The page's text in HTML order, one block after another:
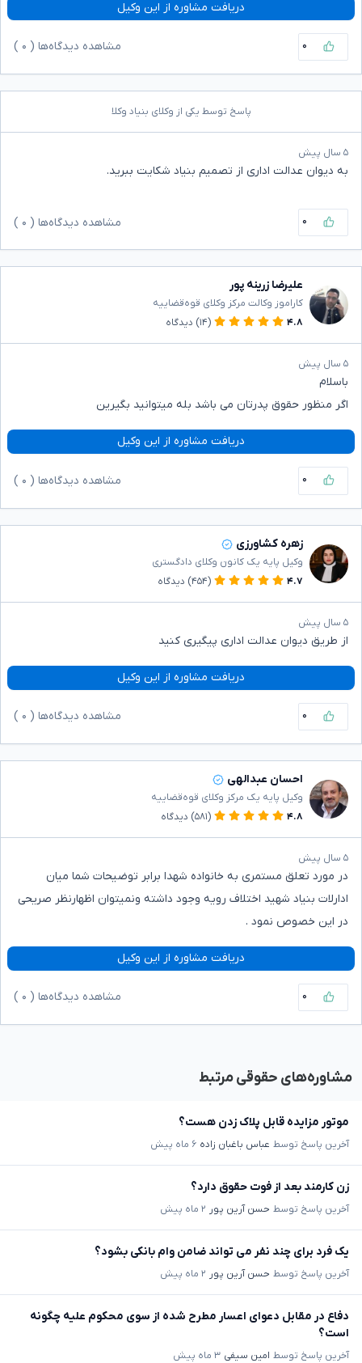
دریافت مشاوره از این وکیل
۰ مشاهده دیدگاه‌ها ( ۰
پاسخ توسط یکی از وکلای بنیاد وکلا
۵ سال پیش
به دیوان عدالت اداری از تصمیم بنیاد شکایت ببرید.
۰ مشاهده دیدگاه‌ها ( ۰
علیرضا زرینه پور
کاراموز وکالت مرکز وکلای قوه‌قضاییه
۴.۸
(۱۴) دیدگاه
۵ سال پیش
باسلام
اگر منظور حقوق پدرتان می باشد بله میتوانید بگیرین
دریافت مشاوره از این وکیل
۰ مشاهده دیدگاه‌ها ( ۰
زهره کشاورزی
وکیل پایه یک کانون وکلای دادگستری
۴.۷
(۴۵۴) دیدگاه
۵ سال پیش
از طریق دیوان عدالت اداری پیگیری کنید
دریافت مشاوره از این وکیل
۰ مشاهده دیدگاه‌ها ( ۰
احسان عبدالهی
وکیل پایه یک مرکز وکلای قوه‌قضاییه
۴.۸
(۵۸۱) دیدگاه
۵ سال پیش
در مورد تعلق مستمری به خانواده شهدا برابر توضیحات شما میان
ادارلات بنیاد شهید اختلاف رویه وجود داشته ونمیتوان اظهارنظر صریحی
در این خصوص نمود .
دریافت مشاوره از این وکیل
۰ مشاهده دیدگاه‌ها ( ۰
مشاوره‌های حقوقی مرتبط
موتور مزایده قابل پلاک زدن هست؟
آخرین پاسخ توسط عباس باغبان زاده ۶ ماه پیش
زن کارمند بعد از فوت حقوق دارد؟
آخرین پاسخ توسط حسن آرین پور ۲ ماه پیش
یک فرد برای چند نفر می تواند ضامن وام بانکی بشود؟
آخرین پاسخ توسط حسن آرین پور ۲ ماه پیش
دفاع در مقابل دعوای اعسار مطرح شده از سوی محکوم علیه چگونه
است؟
آخرین پاسخ توسط امین سیفی ۳ ماه پیش